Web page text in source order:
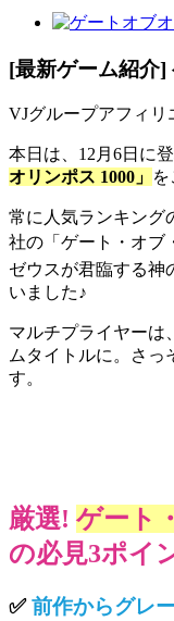
View
Image
[最新ゲーム紹介]
VJグループアフィ
本日は、12月6日に
オリンポス 1000」 を
常に人気ランキング
社の「ゲート・オブ
ゼウスが君臨する神
いました♪
マルチプライヤーは
ムタイトルに。さっ
す。
厳選! ゲート
の必見3ポイ
✅前作からグレ